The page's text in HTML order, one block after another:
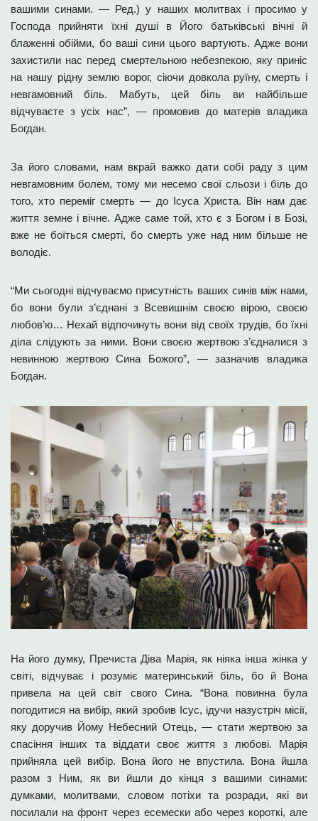
вашими синами. — Ред.) у наших молитвах і просимо у
Господа прийняти їхні душі в Його батьківські вічні й
блаженні обійми, бо ваші сини цього вартують. Адже вони
захистили нас перед смертельною небезпекою, яку приніс
на нашу рідну землю ворог, сіючи довкола руїну, смерть і
невгамовний біль. Мабуть, цей біль ви найбільше
відчуваєте з усіх нас”, — промовив до матерів владика
Богдан.
За його словами, нам вкрай важко дати собі раду з цим
невгамовним болем, тому ми несемо свої сльози і біль до
того, хто переміг смерть — до Ісуса Христа. Він нам дає
життя земне і вічне. Адже саме той, хто є з Богом і в Бозі,
вже не боїться смерті, бо смерть уже над ним більше не
володіє.
“Ми сьогодні відчуваємо присутність ваших синів між нами,
бо вони були з’єднані з Всевишнім своєю вірою, своєю
любов’ю… Нехай відпочинуть вони від своїх трудів, бо їхні
діла слідують за ними. Вони своєю жертвою з’єдналися з
невинною жертвою Сина Божого”, — зазначив владика
Богдан.
На його думку, Пречиста Діва Марія, як ніяка інша жінка у
світі, відчуває і розуміє материнський біль, бо й Вона
привела на цей світ свого Сина. “Вона повинна була
погодитися на вибір, який зробив Ісус, ідучи назустріч місії,
яку доручив Йому Небесний Отець, — стати жертвою за
спасіння інших та віддати своє життя з любові. Марія
прийняла цей вибір. Вона його не впустила. Вона йшла
разом з Ним, як ви йшли до кінця з вашими синами:
думками, молитвами, словом потіхи та розради, які ви
посилали на фронт через есемески або через короткі, але